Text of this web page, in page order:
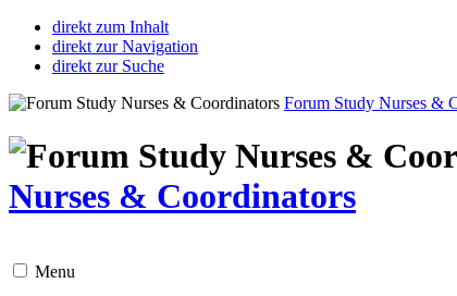
direkt zum Inhalt
direkt zur Navigation
direkt zur Suche
Forum Study Nurses &
Nurses & Coordinators
Menu